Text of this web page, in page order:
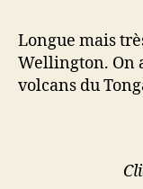
Longue mais
Wellington. On
volcans du